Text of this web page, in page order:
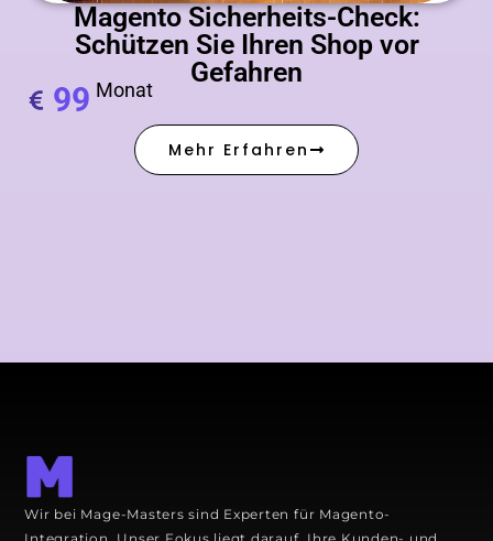
Magento Sicherheits-Check:
Schützen Sie Ihren Shop vor
Gefahren
99 Monat
Mehr Erfahren
Wir bei Mage-Masters sind Experten für Magento-